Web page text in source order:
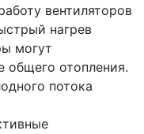
вентиляторов
нагрев
могут
общего отопления.
потока